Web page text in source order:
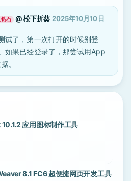
钻石 @松下折葵 2025年10月10日
试了，第一次打开的时候别登
如果已经登录了，那尝试用App
。
应用图标制作工具
8.1 FC6 超便捷网页开发工具